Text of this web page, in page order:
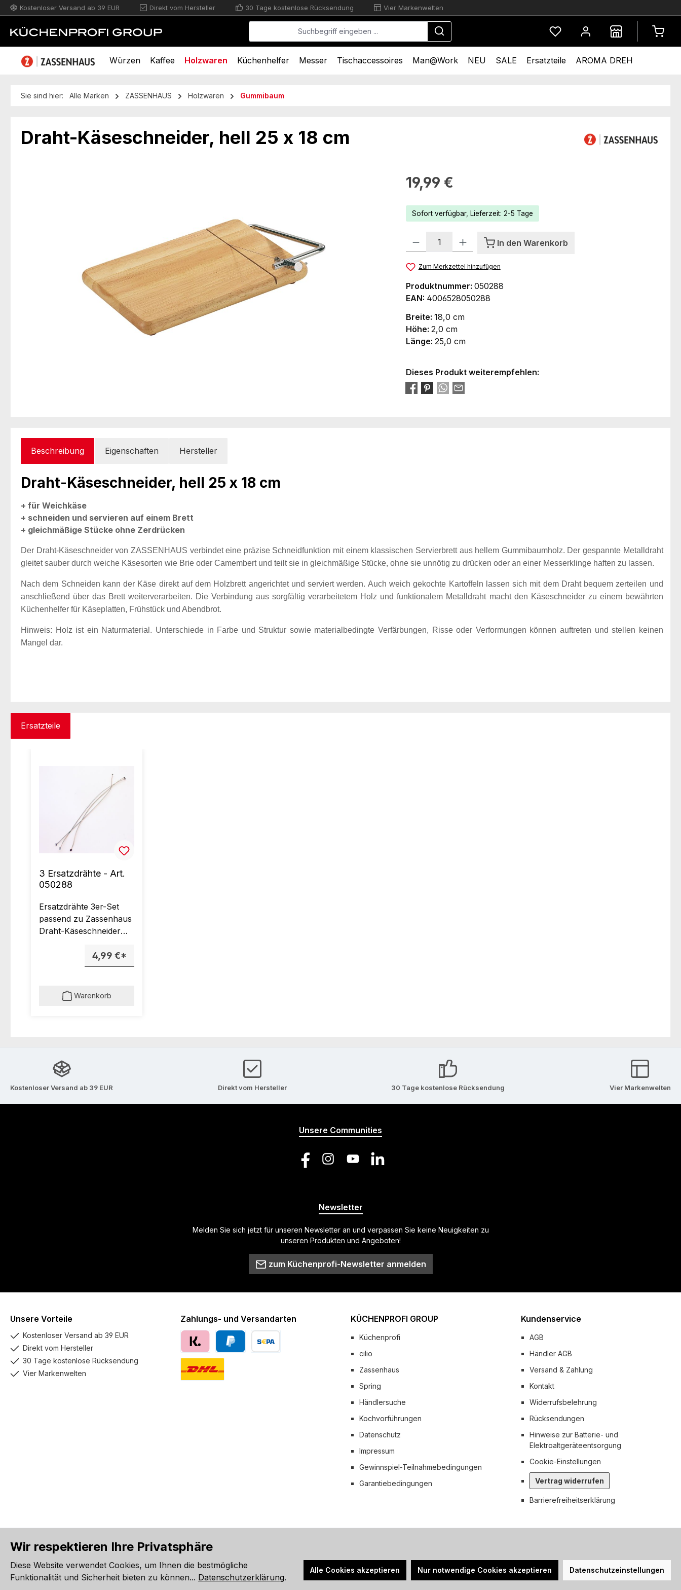
Hauptinhalt springen
Zur Suche springen
Zur Hauptnavigation springen
Kostenloser Versand ab 39 EUR Direkt vom Hersteller 30 Tage kostenlose Rücksendung Vier Markenwelten
Du hast 0 Produkte auf dem
Würzen Kaffee Holzwaren Küchenhelfer Messer Tischaccessoires Man@Work NEU SALE Ersatzteile AROMA DREH
Sie sind hier: Alle Marken ZASSENHAUS Holzwaren Gummibaum
Draht-Käseschneider, hell 25 x 18 cm
Regulärer Preis:
19,99 €
Sofort verfügbar, Lieferzeit: 2-5 Tage
Produkt Anzahl: Gib den gewünschten Wert ein oder benutze die Schaltflächen
In den Warenkorb
Zum Merkzettel hinzufügen
Produktnummer: 050288
EAN: 4006528050288
Breite: 18,0 cm
Höhe: 2,0 cm
Länge: 25,0 cm
Dieses Produkt weiterempfehlen:
Beschreibung Eigenschaften Hersteller
Draht-Käseschneider, hell 25 x 18 cm
+ für Weichkäse
+ schneiden und servieren auf einem Brett
+ gleichmäßige Stücke ohne Zerdrücken
Der Draht-Käseschneider von ZASSENHAUS verbindet eine präzise Schneidfunktion mit einem klassischen Servierbrett aus hellem Gummibaumholz. Der gespannte Metalldraht
gleitet sauber durch weiche Käsesorten wie Brie oder Camembert und teilt sie in gleichmäßige Stücke, ohne sie unnötig zu drücken oder an einer Messerklinge haften zu lassen.
Nach dem Schneiden kann der Käse direkt auf dem Holzbrett angerichtet und serviert werden. Auch weich gekochte Kartoffeln lassen sich mit dem Draht bequem zerteilen und
anschließend über das Brett weiterverarbeiten. Die Verbindung aus sorgfältig verarbeitetem Holz und funktionalem Metalldraht macht den Käseschneider zu einem bewährten
Küchenhelfer für Käseplatten, Frühstück und Abendbrot.
Hinweis: Holz ist ein Naturmaterial. Unterschiede in Farbe und Struktur sowie materialbedingte Verfärbungen, Risse oder Verformungen können auftreten und stellen keinen
Mangel dar.
Ersatzteile
3 Ersatzdrähte - Art.
050288
Ersatzdrähte 3er-Set
passend zu Zassenhaus
Draht-Käseschneider
4,99 €*
Warenkorb
Kostenloser Versand ab 39 EUR Direkt vom Hersteller 30 Tage kostenlose Rücksendung Vier Markenwelten
Unsere Communities
FacebookInstagramYouTube LinkedIn
Newsletter
Melden Sie sich jetzt für unseren Newsletter an und verpassen Sie keine Neuigkeiten zu
unseren Produkten und Angeboten!
zum Küchenprofi-Newsletter anmelden
Unsere Vorteile
Kostenloser Versand ab 39 EUR
Direkt vom Hersteller
30 Tage kostenlose Rücksendung
Vier Markenwelten
Zahlungs- und Versandarten
PayPal
Klarna
KÜCHENPROFI GROUP
Küchenprofi
cilio
Zassenhaus
Spring
Händlersuche
Kochvorführungen
Datenschutz
Impressum
Gewinnspiel-Teilnahmebedingungen
Garantiebedingungen
Kundenservice
AGB
Händler AGB
Versand & Zahlung
Kontakt
Widerrufsbelehrung
Rücksendungen
Hinweise zur Batterie- und
Elektroaltgeräteentsorgung
Cookie-Einstellungen
Vertrag widerrufen
Barrierefreiheitserklärung
Alle Preise inkl. gesetzl. Mehrwertsteuer zzgl. Versandkostenund ggf. Nachnahmegebühren, wenn nicht anders angegeben.
© 2026 Küchenprofi Group Online-Shop - Alle Rechte vorbehalten.
Werkzeugleiste anzeigen
Wir respektieren Ihre Privatsphäre
Diese Website verwendet Cookies, um Ihnen die bestmögliche
Funktionalität und Sicherheit bieten zu können... Datenschutzerklärung.
Alle Cookies akzeptieren Nur notwendige Cookies akzeptieren Datenschutzeinstellungen